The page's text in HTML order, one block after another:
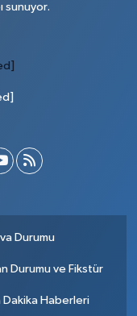
sunuyor.
Durumu
Durumu ve Fikstür
Dakika Haberleri